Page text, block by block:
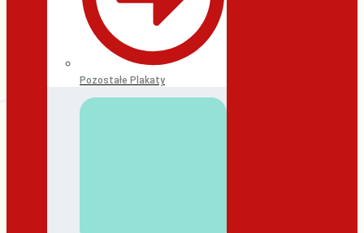
Pozostałe Plakaty